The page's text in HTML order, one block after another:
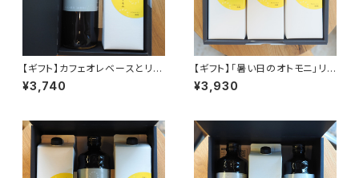
【ギフト】カフェオレベースとリキ
ッドコーヒーのセット
¥3,740
【ギフト】「暑い日のオトモニ」リキ
ッド無糖1,000ml×3本
¥3,930